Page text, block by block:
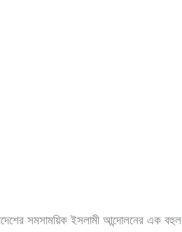
সমসাময়িক ইসলামী আন্দোলনের এক বহুল